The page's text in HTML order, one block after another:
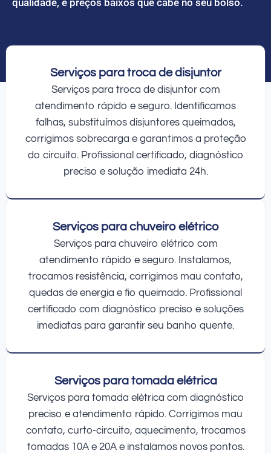
Serviços para troca de disjuntor
Serviços para troca de disjuntor com
atendimento rápido e seguro. Identificamos
falhas, substituímos disjuntores queimados,
corrigimos sobrecarga e garantimos a proteção
do circuito. Profissional certificado, diagnóstico
preciso e solução imediata 24h.
Serviços para chuveiro elétrico
Serviços para chuveiro elétrico com
atendimento rápido e seguro. Instalamos,
trocamos resistência, corrigimos mau contato,
quedas de energia e fio queimado. Profissional
certificado com diagnóstico preciso e soluções
imediatas para garantir seu banho quente.
Serviços para tomada elétrica
Serviços para tomada elétrica com diagnóstico
preciso e atendimento rápido. Corrigimos mau
contato, curto-circuito, aquecimento, trocamos
tomadas 10A e 20A e instalamos novos pontos.